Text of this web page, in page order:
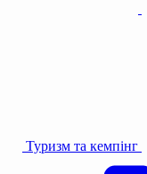
Туризм та кемпінг